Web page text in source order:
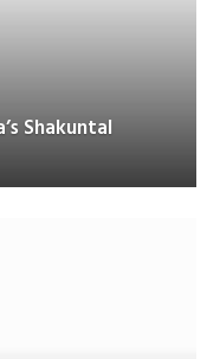
Shakuntal